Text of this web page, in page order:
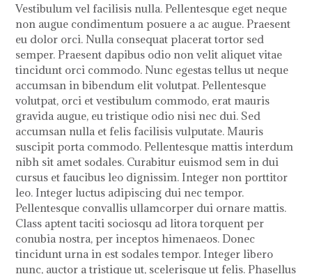
Vestibulum vel facilisis nulla. Pellentesque eget neque
non augue condimentum posuere a ac augue. Praesent
eu dolor orci. Nulla consequat placerat tortor sed
semper. Praesent dapibus odio non velit aliquet vitae
tincidunt orci commodo. Nunc egestas tellus ut neque
accumsan in bibendum elit volutpat. Pellentesque
volutpat, orci et vestibulum commodo, erat mauris
gravida augue, eu tristique odio nisi nec dui. Sed
accumsan nulla et felis facilisis vulputate. Mauris
suscipit porta commodo. Pellentesque mattis interdum
nibh sit amet sodales. Curabitur euismod sem in dui
cursus et faucibus leo dignissim. Integer non porttitor
leo. Integer luctus adipiscing dui nec tempor.
Pellentesque convallis ullamcorper dui ornare mattis.
Class aptent taciti sociosqu ad litora torquent per
conubia nostra, per inceptos himenaeos. Donec
tincidunt urna in est sodales tempor. Integer libero
nunc, auctor a tristique ut, scelerisque ut felis. Phasellus